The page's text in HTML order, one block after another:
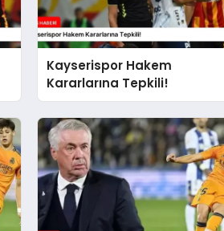
Kayserispor Hakem
Kararlarına Tepkili!